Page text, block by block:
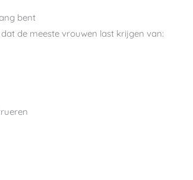
bent
de meeste vrouwen last krijgen van: